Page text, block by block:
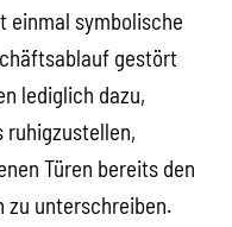
einmal symbolische
gestört
lediglich dazu,
ruhigzustellen,
Türen bereits den
unterschreiben.